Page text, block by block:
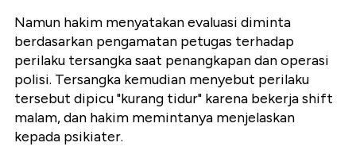
Namun hakim menyatakan evaluasi diminta
berdasarkan pengamatan petugas terhadap
perilaku tersangka saat penangkapan dan operasi
polisi. Tersangka kemudian menyebut perilaku
tersebut dipicu "kurang tidur" karena bekerja shift
malam, dan hakim memintanya menjelaskan
kepada psikiater.